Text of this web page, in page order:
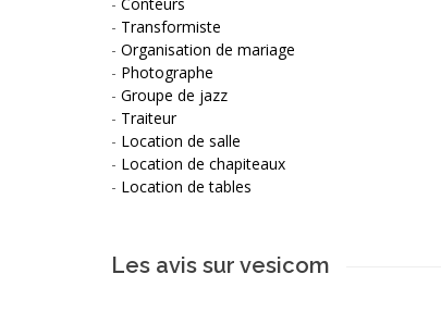
- Transformiste
- Organisation de mariage
- Photographe
- Groupe de jazz
- Traiteur
- Location de salle
- Location de chapiteaux
- Location de tables
Les avis sur vesicom